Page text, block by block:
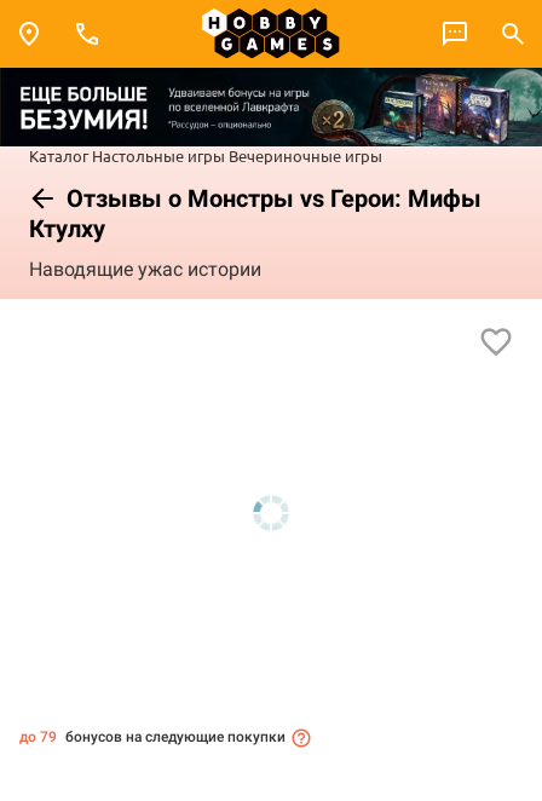
Каталог Настольные игры Вечериночные игры
Отзывы о Монстры vs Герои: Мифы
Ктулху
Наводящие ужас истории
до 79 бонусов на следующие покупки